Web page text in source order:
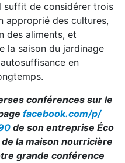
suffit de considérer trois
approprié des cultures,
des aliments, et
la saison du jardinage
en
conférences sur le
facebook.com/p/
de son entreprise Éco
la maison nourricière
grande conférence